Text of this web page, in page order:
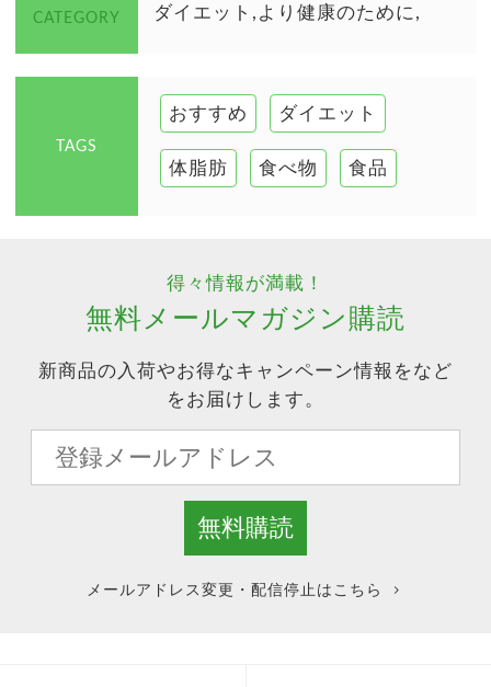
CATEGORY ダイエット より健康のために
TAGS
おすすめ ダイエット
体脂肪 食べ物 食品
得々情報が満載！
無料メールマガジン購読
新商品の入荷やお得なキャンペーン情報をなど
をお届けします。
メールアドレス変更・配信停止はこちら